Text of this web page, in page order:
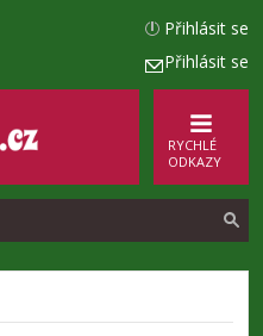
Přihlásit se
Přihlásit se
RYCHLÉ
ODKAZY